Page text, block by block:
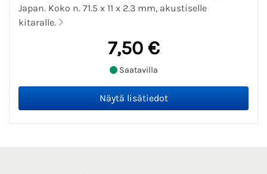
Japan. Koko n. 71.5 x 11 x 2.3 mm, akustiselle
kitaralle.
7,50 €
Saatavilla